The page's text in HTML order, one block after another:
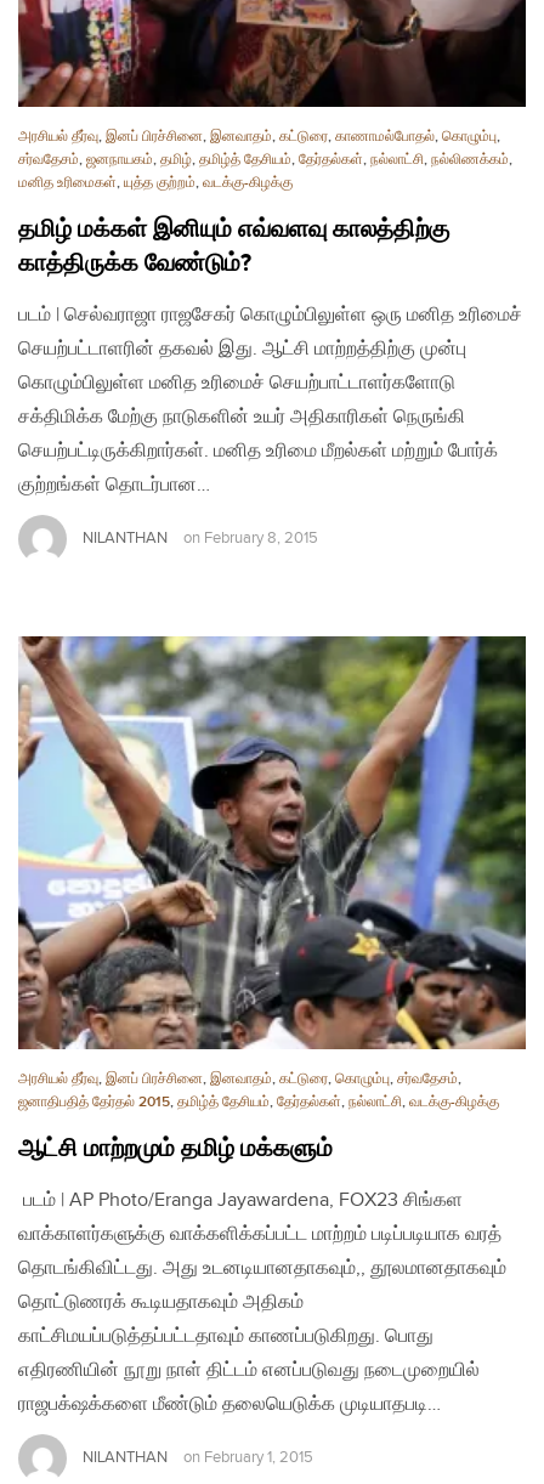
அரசியல் தீர்வு, இனப் பிரச்சினை, இனவாதம், கட்டுரை, காணாமல்போதல், கொழும்பு,
சர்வதேசம், ஜனநாயகம், தமிழ், தமிழ்த் தேசியம், தேர்தல்கள், நல்லாட்சி, நல்லிணக்கம்,
மனித உரிமைகள், யுத்த குற்றம், வடக்கு-கிழக்கு
தமிழ் மக்கள் இனியும் எவ்வளவு காலத்திற்கு
காத்திருக்க வேண்டும்?
படம் | செல்வராஜா ராஜசேகர் கொழும்பிலுள்ள ஒரு மனித உரிமைச்
செயற்பட்டாளரின் தகவல் இது. ஆட்சி மாற்றத்திற்கு முன்பு
கொழும்பிலுள்ள மனித உரிமைச் செயற்பாட்டாளர்களோடு
சக்திமிக்க மேற்கு நாடுகளின் உயர் அதிகாரிகள் நெருங்கி
செயற்பட்டிருக்கிறார்கள். மனித உரிமை மீறல்கள் மற்றும் போர்க்
குற்றங்கள் தொடர்பான…
NILANTHAN on February 8, 2015
அரசியல் தீர்வு, இனப் பிரச்சினை, இனவாதம், கட்டுரை, கொழும்பு, சர்வதேசம்,
ஜனாதிபதித் தேர்தல் 2015, தமிழ்த் தேசியம், தேர்தல்கள், நல்லாட்சி, வடக்கு-கிழக்கு
ஆட்சி மாற்றமும் தமிழ் மக்களும்
படம் | AP Photo/Eranga Jayawardena, FOX23 சிங்கள
வாக்காளர்களுக்கு வாக்களிக்கப்பட்ட மாற்றம் படிப்படியாக வரத்
தொடங்கிவிட்டது. அது உடனடியானதாகவும்,, தூலமானதாகவும்
தொட்டுணரக் கூடியதாகவும் அதிகம்
காட்சிமயப்படுத்தப்பட்டதாவும் காணப்படுகிறது. பொது
எதிரணியின் நூறு நாள் திட்டம் எனப்படுவது நடைமுறையில்
ராஜபக்‌ஷக்களை மீண்டும் தலையெடுக்க முடியாதபடி…
NILANTHAN on February 1, 2015